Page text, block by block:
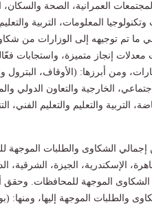
العمرانية، الصحة والسكان،
المعلومات، التربية
مع نحو 90% من إجمالي ما تم توجيهه إلى
معدلات إنجاز متميزة، واستجابات
ومن أبرزها: (الأوقاف، البترول
الخارجية والتعاون الدولي
التربية والتعليم والتعليم الفني،
المحافظات بنسبة 22% من إجمالي الشكاوى والطلبات
هي؛ (القاهرة، الإسكندرية، الجيزة،
مع 77% من إجمالي الشكاوى الموجهة
والطلبات الموجهة إليها، ومنها: